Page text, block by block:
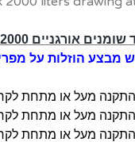
2000 ליטר (הצילום מופיע למטה)
מבצע הוזלות על
מעל או מתחת
מעל או מתחת